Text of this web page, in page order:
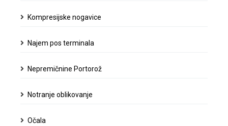
Kompresijske nogavice
Najem pos terminala
Nepremičnine Portorož
Notranje oblikovanje
Očala